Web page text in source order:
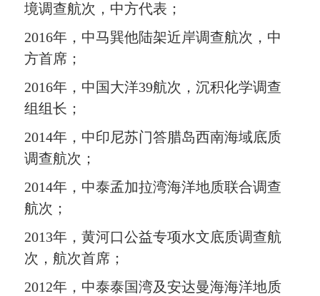
境调查航次，中方代表；
2016年，中马巽他陆架近岸调查航次，中
方首席；
2016年，中国大洋39航次，沉积化学调查
组组长；
2014年，中印尼苏门答腊岛西南海域底质
调查航次；
2014年，中泰孟加拉湾海洋地质联合调查
航次；
2013年，黄河口公益专项水文底质调查航
次，航次首席；
2012年，中泰泰国湾及安达曼海海洋地质